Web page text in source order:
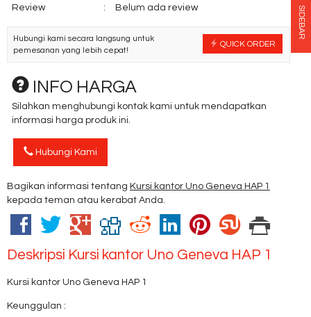
Review : Belum ada review
QUICK ORDER
Hubungi kami secara langsung untuk
pemesanan yang lebih cepat!
INFO HARGA
Silahkan menghubungi kontak kami untuk mendapatkan
informasi harga produk ini.
Hubungi Kami
Bagikan informasi tentang Kursi kantor Uno Geneva HAP 1
kepada teman atau kerabat Anda.
Deskripsi Kursi kantor Uno Geneva HAP 1
Kursi kantor Uno Geneva HAP 1
Keunggulan :
SIDEBAR